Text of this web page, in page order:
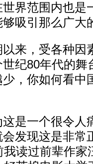
界范围内也是
吸引那么广大
，受各种因
纪80年代的舞
，你如何看中
一个很令人
发现这是非常
读过前辈作家